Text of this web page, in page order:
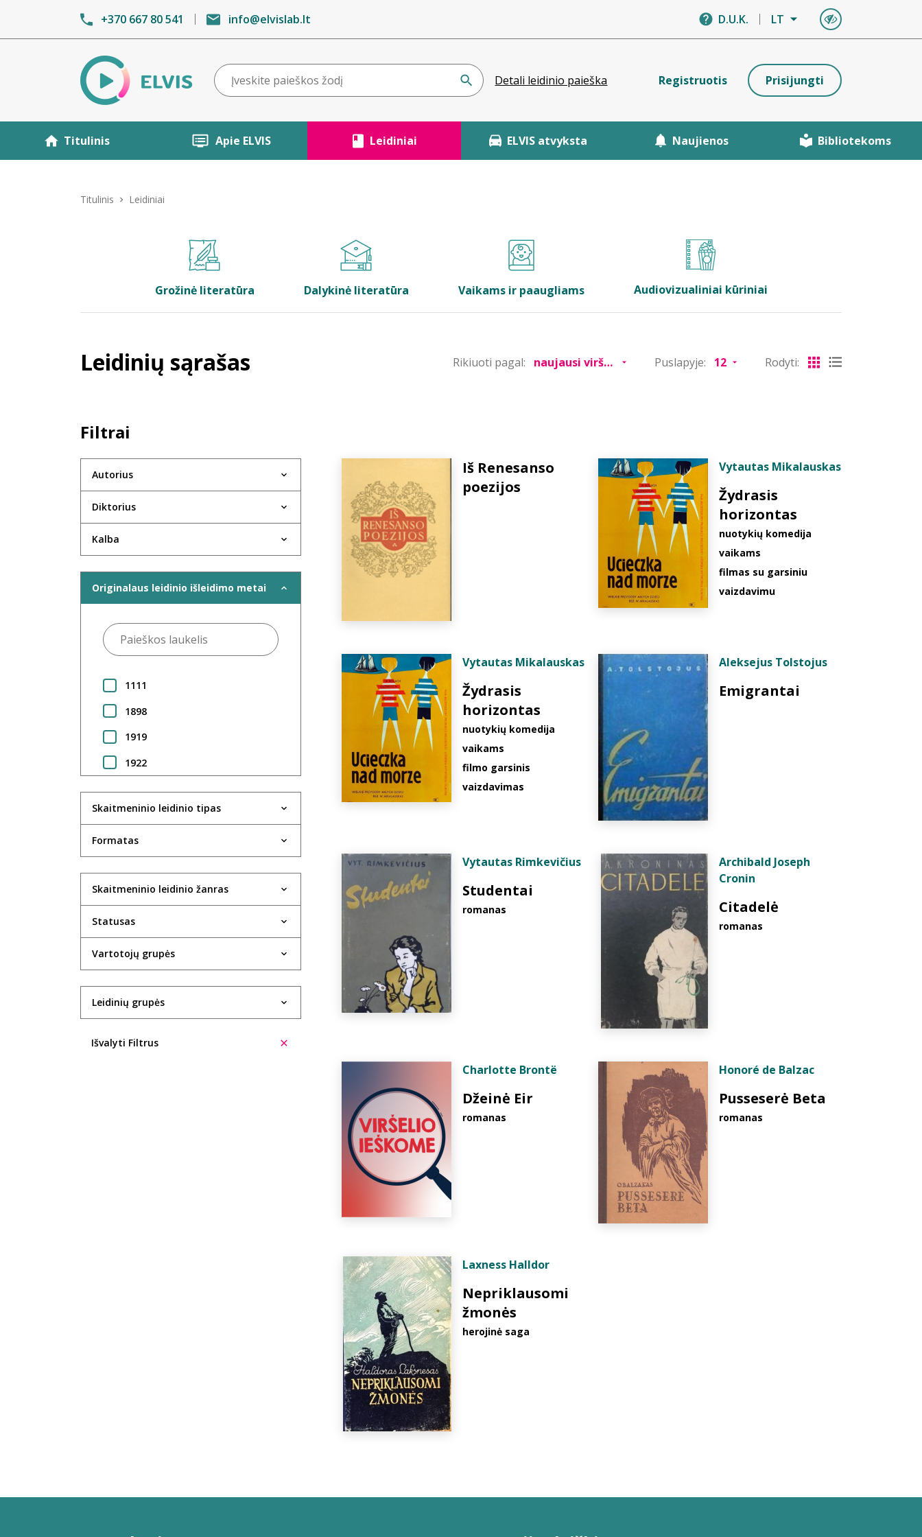
+370 667 80 541 info@elvislab.lt D.U.K. LT
Detali leidinio paieška Registruotis Prisijungti
Titulinis Apie ELVIS Leidiniai ELVIS atvyksta Naujienos Bibliotekoms
Titulinis Leidiniai
Grožinė literatūra Dalykinė literatūra Vaikams ir paaugliams Audiovizualiniai kūriniai
Leidinių sąrašas Rikiuoti pagal: Puslapyje: Rodyti:
Filtrai
Autorius
Diktorius
Kalba
Originalaus leidinio išleidimo metai
1111
1898
1919
1922
1924
1925
1931
1933
1934
1935
1937
1938
1964
Skaitmeninio leidinio tipas
Formatas
Skaitmeninio leidinio žanras
Statusas
Vartotojų grupės
Leidinių grupės
Išvalyti Filtrus
Iš Renesanso
poezijos
Vytautas Mikalauskas
Žydrasis
horizontas
nuotykių komedija
vaikams
filmas su garsiniu
vaizdavimu
Vytautas Mikalauskas
Žydrasis
horizontas
nuotykių komedija
vaikams
filmo garsinis
vaizdavimas
Aleksejus Tolstojus
Emigrantai
Vytautas Rimkevičius
Studentai
romanas
Archibald Joseph
Cronin
Citadelė
romanas
Charlotte Brontë
Džeinė Eir
romanas
Honoré de Balzac
Pusseserė Beta
romanas
Laxness Halldor
Nepriklausomi
žmonės
herojinė saga